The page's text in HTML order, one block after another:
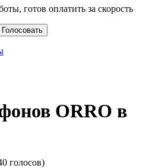
готов оплатить за скорость
ORRO в
голосов)